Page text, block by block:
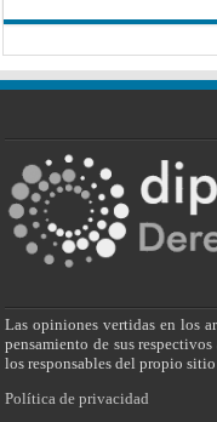
Las opiniones vertidas en los
pensamiento de sus
los responsables del propio
Política de privacidad